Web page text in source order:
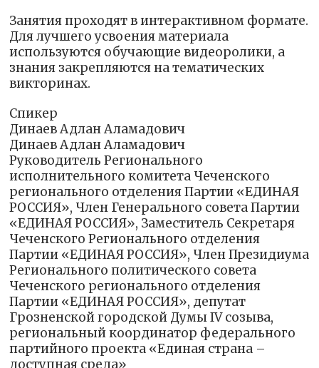
Занятия проходят в интерактивном формате.
Для лучшего усвоения материала
используются обучающие видеоролики, а
знания закрепляются на тематических
викторинах.
Спикер
Динаев Адлан Аламадович
Динаев Адлан Аламадович
Руководитель Регионального
исполнительного комитета Чеченского
регионального отделения Партии «ЕДИНАЯ
РОССИЯ», Член Генерального совета Партии
«ЕДИНАЯ РОССИЯ», Заместитель Секретаря
Чеченского Регионального отделения
Партии «ЕДИНАЯ РОССИЯ», Член Президиума
Регионального политического совета
Чеченского регионального отделения
Партии «ЕДИНАЯ РОССИЯ», депутат
Грозненской городской Думы IV созыва,
региональный координатор федерального
партийного проекта «Единая страна –
доступная среда»